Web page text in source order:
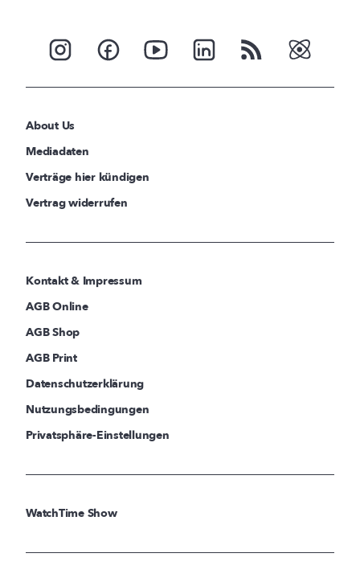
About Us
Mediadaten
Verträge hier kündigen
Vertrag widerrufen
Kontakt & Impressum
AGB Online
AGB Shop
AGB Print
Datenschutzerklärung
Nutzungsbedingungen
Privatsphäre-Einstellungen
WatchTime Show